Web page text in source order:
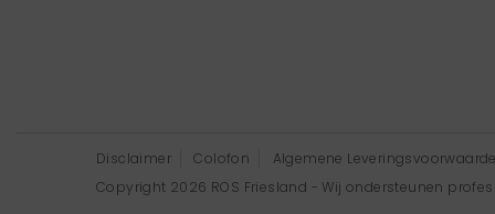
Disclaimer Colofon Algemene
Copyright 2026 ROS Friesland - Wij ondersteunen